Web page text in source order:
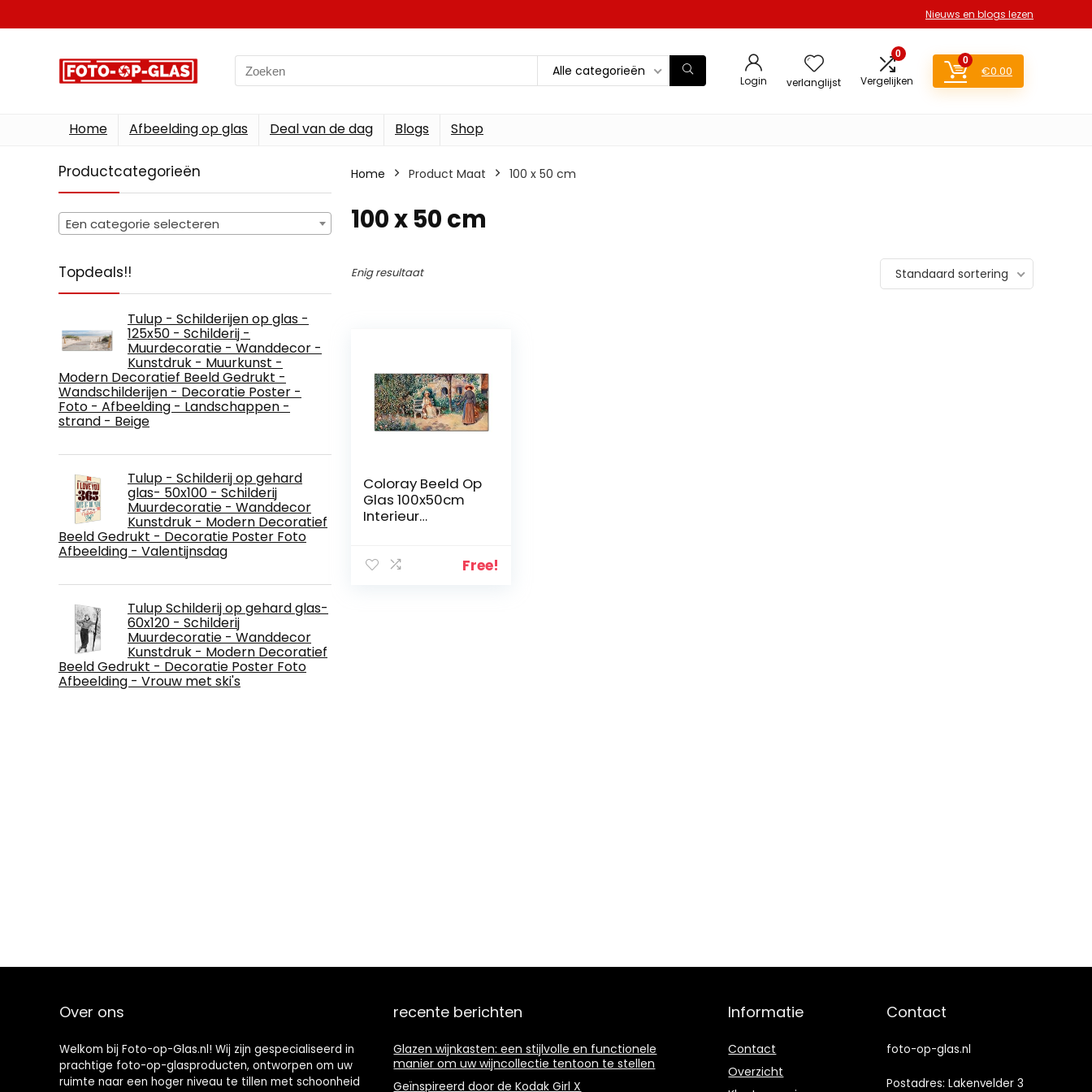
Nieuws en blogs lezen
Search
for:
Alle categorieën
Login verlanglijst
0
Vergelijken
0
€0.00
Home Afbeelding op glas Deal van de dag Blogs Shop
Productcategorieën
Een categorie selecteren
Topdeals!!
Tulup - Schilderijen op glas -
125x50 - Schilderij -
Muurdecoratie - Wanddecor -
Kunstdruk - Muurkunst -
Modern Decoratief Beeld Gedrukt -
Wandschilderijen - Decoratie Poster -
Foto - Afbeelding - Landschappen -
strand - Beige
Tulup - Schilderij op gehard
glas- 50x100 - Schilderij
Muurdecoratie - Wanddecor
Kunstdruk - Modern Decoratief
Beeld Gedrukt - Decoratie Poster Foto
Afbeelding - Valentijnsdag
Tulup Schilderij op gehard glas-
60x120 - Schilderij
Muurdecoratie - Wanddecor
Kunstdruk - Modern Decoratief
Beeld Gedrukt - Decoratie Poster Foto
Afbeelding - Vrouw met ski's
Home Product Maat 100 x 50 cm
100 x 50 cm
Enig resultaat Standaard sortering
Coloray Beeld Op
Glas 100x50cm
Interieur
Decoratie Gehard
Free!
Over ons
Welkom bij Foto-op-Glas.nl! Wij zijn gespecialiseerd in
prachtige foto-op-glasproducten, ontworpen om uw
ruimte naar een hoger niveau te tillen met schoonheid
recente berichten
Glazen wijnkasten: een stijlvolle en functionele
manier om uw wijncollectie tentoon te stellen
Geïnspireerd door de Kodak Girl X
Informatie
Contact
Overzicht
Contact
foto-op-glas.nl
Postadres: Lakenvelder 3